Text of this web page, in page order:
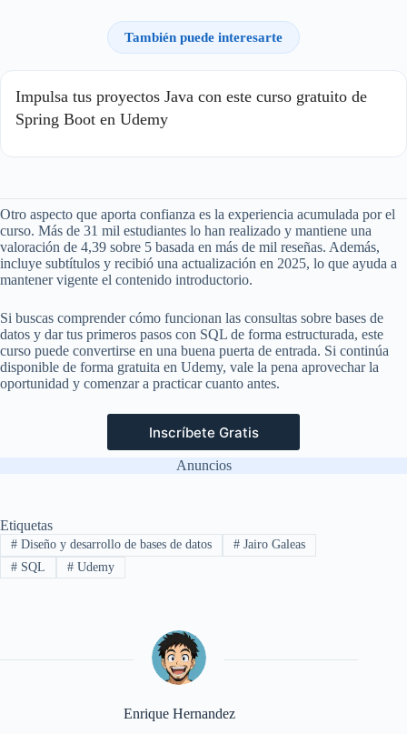
También puede interesarte
Impulsa tus proyectos Java con este curso gratuito de
Spring Boot en Udemy
Otro aspecto que aporta confianza es la experiencia acumulada por el
curso. Más de 31 mil estudiantes lo han realizado y mantiene una
valoración de 4,39 sobre 5 basada en más de mil reseñas. Además,
incluye subtítulos y recibió una actualización en 2025, lo que ayuda a
mantener vigente el contenido introductorio.
Si buscas comprender cómo funcionan las consultas sobre bases de
datos y dar tus primeros pasos con SQL de forma estructurada, este
curso puede convertirse en una buena puerta de entrada. Si continúa
disponible de forma gratuita en Udemy, vale la pena aprovechar la
oportunidad y comenzar a practicar cuanto antes.
Inscríbete Gratis
Anuncios
Etiquetas
#Diseño y desarrollo de bases de datos #Jairo Galeas
#SQL #Udemy
Enrique Hernandez